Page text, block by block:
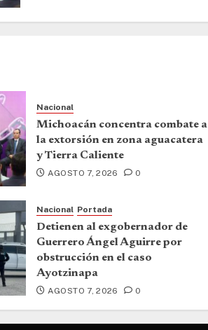
Nacional
Michoacán concentra combate a
la extorsión en zona aguacatera
y Tierra Caliente
AGOSTO 7, 2026 0
Nacional Portada
Detienen al exgobernador de
Guerrero Ángel Aguirre por
obstrucción en el caso
Ayotzinapa
AGOSTO 7, 2026 0